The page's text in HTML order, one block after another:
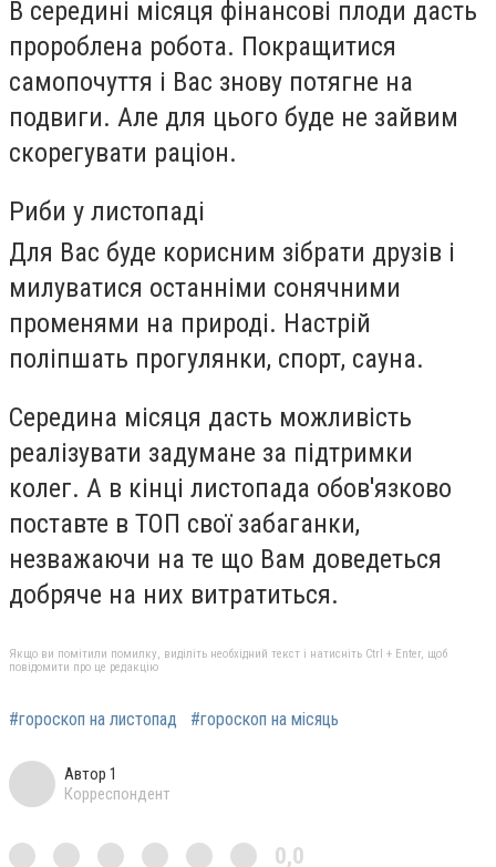
В середині місяця фінансові плоди дасть
пророблена робота. Покращитися
самопочуття і Вас знову потягне на
подвиги. Але для цього буде не зайвим
скорегувати раціон.
Риби у листопаді
Для Вас буде корисним зібрати друзів і
милуватися останніми сонячними
променями на природі. Настрій
поліпшать прогулянки, спорт, сауна.
Середина місяця дасть можливість
реалізувати задумане за підтримки
колег. А в кінці листопада обов'язково
поставте в ТОП свої забаганки,
незважаючи на те що Вам доведеться
добряче на них витратиться.
Якщо ви помітили помилку, виділіть необхідний текст і натисніть Ctrl + Enter, щоб
повідомити про це редакцію
#гороскоп на листопад #гороскоп на місяць
Автор 1
Корреспондент
0,0